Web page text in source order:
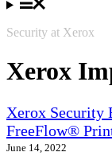
Security at Xerox
Xerox
Xerox
FreeFlow®
June 14, 2022